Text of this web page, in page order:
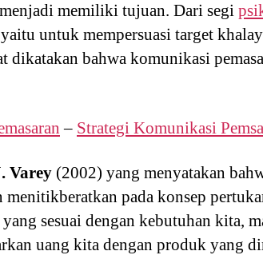
memiliki tujuan. Dari segi
untuk mempersuasi target
dikatakan bahwa komunikasi
– Strategi Komunikasi
Varey (2002) yang menyatakan
menitikberatkan pada konsep
sesuai dengan kebutuhan kita,
uang kita dengan produk yang